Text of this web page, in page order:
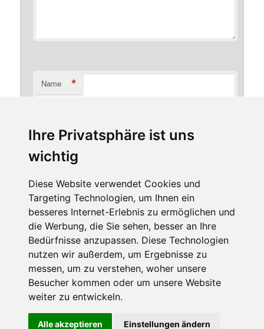
Ihre Privatsphäre ist uns
wichtig
Diese Website verwendet Cookies und
Targeting Technologien, um Ihnen ein
besseres Internet-Erlebnis zu ermöglichen und
die Werbung, die Sie sehen, besser an Ihre
Bedürfnisse anzupassen. Diese Technologien
nutzen wir außerdem, um Ergebnisse zu
messen, um zu verstehen, woher unsere
Besucher kommen oder um unsere Website
weiter zu entwickeln.
Alle akzeptieren Einstellungen ändern
Name *
E-Mail-Adresse *
Website
Stolz präsentiert von WordPress